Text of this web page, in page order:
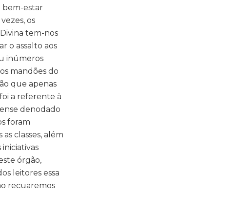
bem-estar
os
tem-nos
o assalto aos
inúmeros
mandões do
que apenas
a referente à
denodado
foram
classes, além
órgão,
leitores essa
recuaremos